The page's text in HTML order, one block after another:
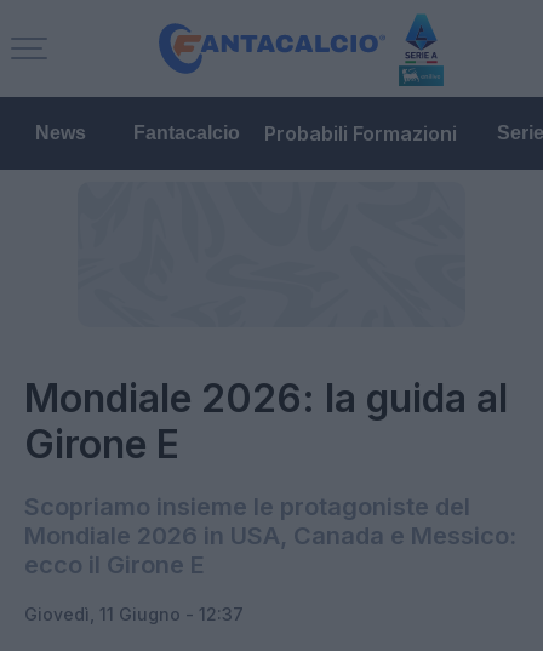
News Fantacalcio Probabili Formazioni
Mondiale 2026: la guida al
Girone E
Scopriamo insieme le protagoniste del
Mondiale 2026 in USA, Canada e Messico:
ecco il Girone E
Giovedì, 11 Giugno - 12:37